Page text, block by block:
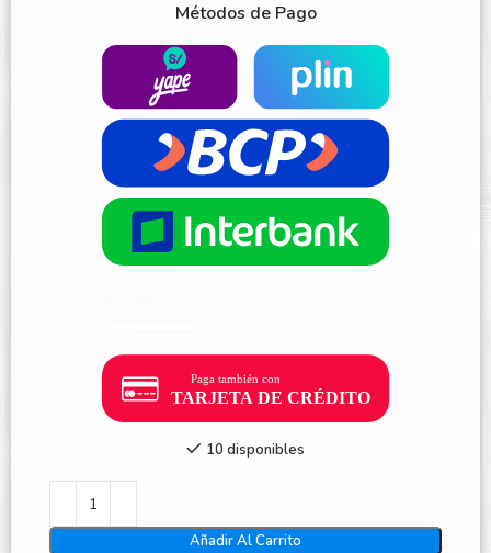
Métodos de Pago
10 disponibles
Añadir Al Carrito